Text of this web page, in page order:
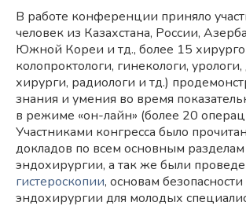
В работе конференции приняло
человек из Казахстана, России,
Южной Кореи и тд., более 15
колопроктологи, гинекологи, урологи,
хирурги, радиологи и тд.)
знания и умения во время
в режиме «он-лайн» (более 20
Участниками конгресса было
докладов по всем основным разделам
эндохирургии, а так же были
гистероскопии, основам безопасности
эндохирургии для молодых